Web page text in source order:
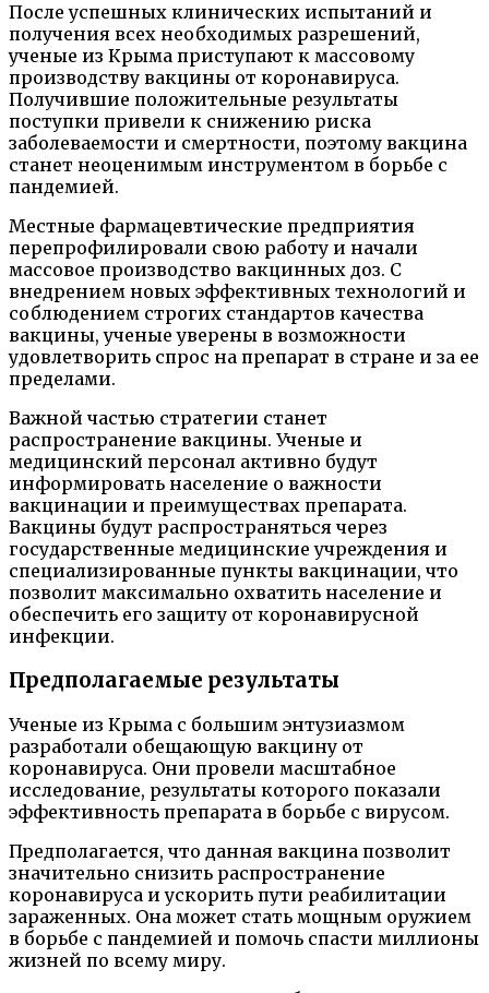
После успешных клинических испытаний и
получения всех необходимых разрешений,
ученые из Крыма приступают к массовому
производству вакцины от коронавируса.
Получившие положительные результаты
поступки привели к снижению риска
заболеваемости и смертности, поэтому вакцина
станет неоценимым инструментом в борьбе с
пандемией.
Местные фармацевтические предприятия
перепрофилировали свою работу и начали
массовое производство вакцинных доз. С
внедрением новых эффективных технологий и
соблюдением строгих стандартов качества
вакцины, ученые уверены в возможности
удовлетворить спрос на препарат в стране и за ее
пределами.
Важной частью стратегии станет
распространение вакцины. Ученые и
медицинский персонал активно будут
информировать население о важности
вакцинации и преимуществах препарата.
Вакцины будут распространяться через
государственные медицинские учреждения и
специализированные пункты вакцинации, что
позволит максимально охватить население и
обеспечить его защиту от коронавирусной
инфекции.
Предполагаемые результаты
Ученые из Крыма с большим энтузиазмом
разработали обещающую вакцину от
коронавируса. Они провели масштабное
исследование, результаты которого показали
эффективность препарата в борьбе с вирусом.
Предполагается, что данная вакцина позволит
значительно снизить распространение
коронавируса и ускорить пути реабилитации
зараженных. Она может стать мощным оружием
в борьбе с пандемией и помочь спасти миллионы
жизней по всему миру.